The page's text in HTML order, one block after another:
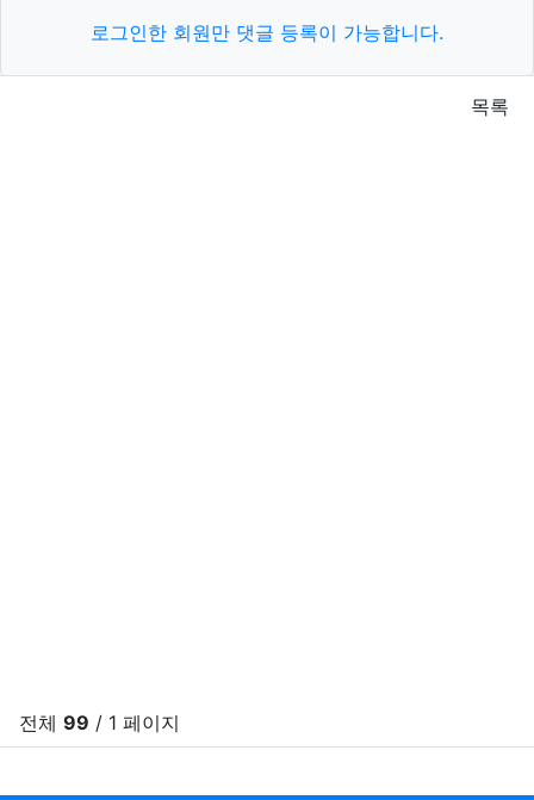
로그인한 회원만 댓글 등록이 가능합니다.
목록
전체 99 / 1 페이지